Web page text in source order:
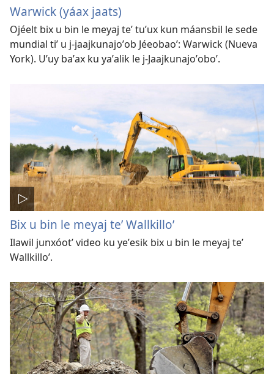
Warwick (yáax jaats)
Ojéelt bix u bin le meyaj teʼ tuʼux kun máansbil le sede
mundial tiʼ u j-jaajkunajoʼob Jéeobaoʼ: Warwick (Nueva
York). Uʼuy baʼax ku yaʼalik le j-Jaajkunajoʼoboʼ.
Bix u bin le meyaj teʼ Wallkilloʼ
Ilawil junxóotʼ video ku yeʼesik bix u bin le meyaj teʼ
Wallkilloʼ.